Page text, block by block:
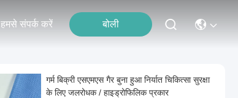
हमसे संपर्क करें बोली
गर्म बिक्री एसएमएस गैर बुना हुआ निर्यात चिकित्सा सुरक्षा
के लिए जलरोधक / हाइड्रोफिलिक प्रकार